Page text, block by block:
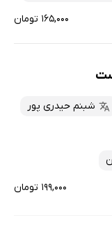
۱۶۵,۰۰۰ تومان
شبنم حیدری پور
۱۹۹,۰۰۰ تومان